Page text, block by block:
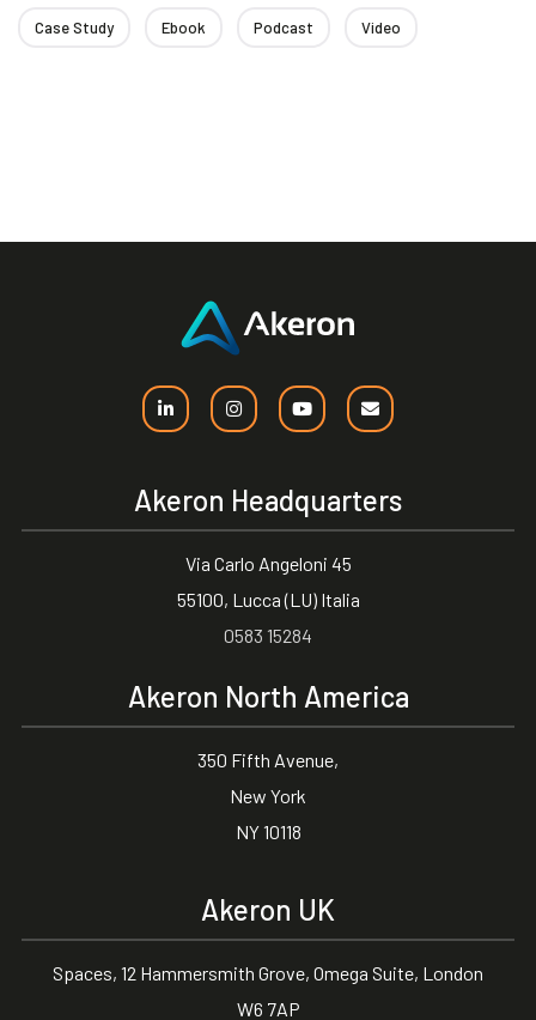
Case Study Ebook Podcast Video
Akeron Headquarters
Via Carlo Angeloni 45
55100, Lucca (LU) Italia
0583 15284
Akeron North America
350 Fifth Avenue,
New York
NY 10118
Akeron UK
Spaces, 12 Hammersmith Grove, Omega Suite, London
W6 7AP